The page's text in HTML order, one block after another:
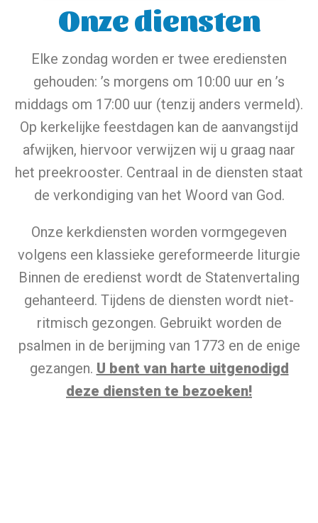
Onze diensten
Elke zondag worden er twee erediensten
gehouden: ’s morgens om 10:00 uur en ’s
middags om 17:00 uur (tenzij anders vermeld).
Op kerkelijke feestdagen kan de aanvangstijd
afwijken, hiervoor verwijzen wij u graag naar
het preekrooster. Centraal in de diensten staat
de verkondiging van het Woord van God.
Onze kerkdiensten worden vormgegeven
volgens een klassieke gereformeerde liturgie
Binnen de eredienst wordt de Statenvertaling
gehanteerd. Tijdens de diensten wordt niet-
ritmisch gezongen. Gebruikt worden de
psalmen in de berijming van 1773 en de enige
gezangen. U bent van harte uitgenodigd
deze diensten te bezoeken!